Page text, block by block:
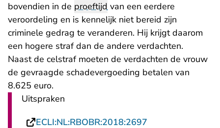
bovendien in de proeftijd van een eerdere
veroordeling en is kennelijk niet bereid zijn
criminele gedrag te veranderen. Hij krijgt daarom
een hogere straf dan de andere verdachten.
Naast de celstraf moeten de verdachten de vrouw
de gevraagde schadevergoeding betalen van
8.625 euro.
Uitspraken
ECLI:NL:RBOBR:2018:2697